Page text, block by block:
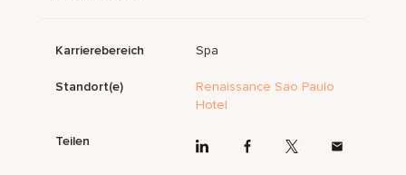
Karrierebereich Spa
Standort(e)
Renaissance Sao Paulo
Hotel
Teilen